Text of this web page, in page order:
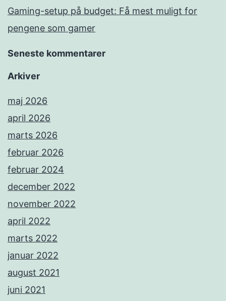
Gaming-setup på budget: Få mest muligt for
pengene som gamer
Seneste kommentarer
Arkiver
maj 2026
april 2026
marts 2026
februar 2026
februar 2024
december 2022
november 2022
april 2022
marts 2022
januar 2022
august 2021
juni 2021